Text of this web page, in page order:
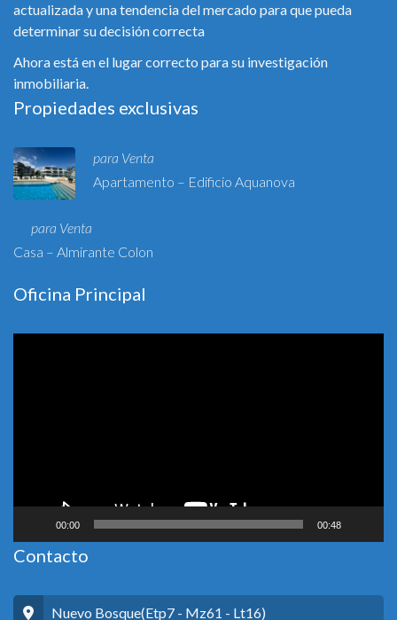
actualizada y una tendencia del mercado para que pueda
determinar su decisión correcta
Ahora está en el lugar correcto para su investigación
inmobiliaria.
Propiedades exclusivas
para Venta
Apartamento – Edificio Aquanova
para Venta
Casa – Almirante Colon
Oficina Principal
00:00 00:48
Contacto
Nuevo Bosque(Etp7 - Mz61 - Lt16)